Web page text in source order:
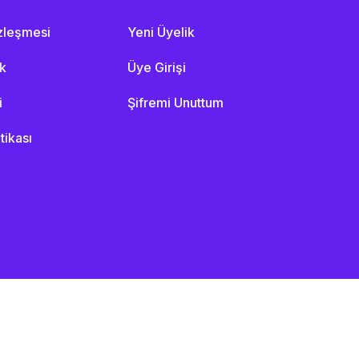
Yeni Üyelik
Üye Girişi
Şifremi Unuttum